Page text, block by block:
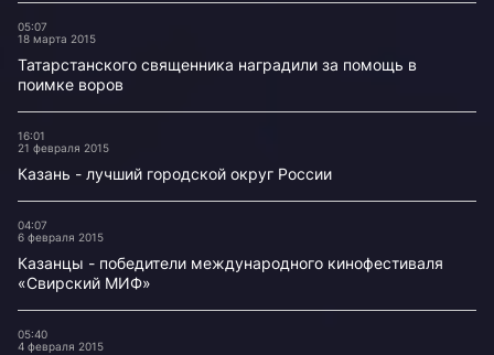
05:07
18 марта 2015
Татарстанского священника наградили за помощь в
поимке воров
16:01
21 февраля 2015
Казань - лучший городской округ России
04:07
6 февраля 2015
Казанцы - победители международного кинофестиваля
«Свирский МИФ»
05:40
4 февраля 2015